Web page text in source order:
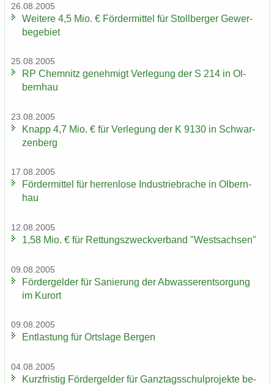
26.08.2005
Wei­te­re 4,5 Mio. € För­der­mit­tel für Stoll­ber­ger Ge­wer­
be­ge­biet
25.08.2005
RP Chem­nitz ge­neh­migt Ver­le­gung der S 214 in Ol­
bern­hau
23.08.2005
Knapp 4,7 Mio. € für Ver­le­gung der K 9130 in Schwar­
zen­berg
17.08.2005
För­der­mit­tel für her­ren­lo­se In­dus­trie­bra­che in Ol­bern­
hau
12.08.2005
1,58 Mio. € für Ret­tungs­zweck­ver­band "West­sach­sen"
09.08.2005
För­der­gel­der für Sa­nie­rung der Ab­was­ser­ent­sor­gung
im Kur­ort
09.08.2005
Ent­las­tung für Orts­la­ge Ber­gen
04.08.2005
Kurz­fris­tig För­der­gel­der für Ganz­tags­schul­pro­jek­te be­